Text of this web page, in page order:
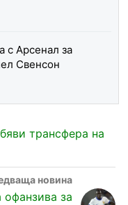
с Арсенал за
Свенсон
трансфера на
за